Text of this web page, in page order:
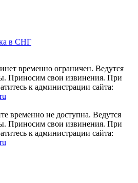
в СНГ
временно ограничен. Ведутся
Приносим свои извинения. При
к администрации сайта:
временно не доступна. Ведутся
Приносим свои извинения. При
к администрации сайта: